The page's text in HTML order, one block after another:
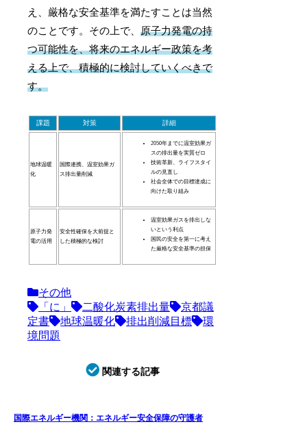
え、厳格な安全基準を満たすことは当然
のことです。その上で、原子力発電の持
つ可能性を、将来のエネルギー政策を考
える上で、積極的に検討していくべきで
す。
課題 対策 詳細
地球温暖
化
国際連携、温室効果ガ
ス排出量削減
2050年までに温室効果ガ
スの排出量を実質ゼロ
技術革新、ライフスタイ
ルの見直し
社会全体での目標達成に
向けた取り組み
原子力発
電の活用
安全性確保を大前提と
した積極的な検討
温室効果ガスを排出しな
いという利点
国民の安全を第一に考え
た厳格な安全基準の担保
その他
「に」
二酸化炭素排出量
京都議
定書
地球温暖化 排出削減目標
環
境問題
関連する記事
国際エネルギー機関：エネルギー安全保障の守護者